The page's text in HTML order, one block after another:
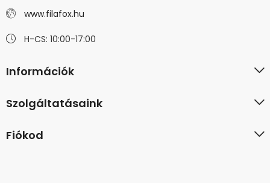
www.filafox.hu
H-CS: 10:00-17:00
Információk
Szolgáltatásaink
Fiókod